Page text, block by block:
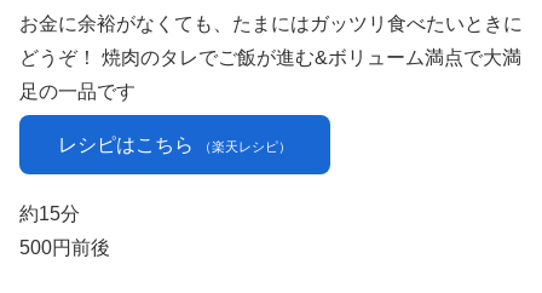
お金に余裕がなくても、たまにはガッツリ食べたいときに
どうぞ！ 焼肉のタレでご飯が進む&ボリューム満点で大満
足の一品です
レシピはこちら （楽天レシピ）
約15分
500円前後